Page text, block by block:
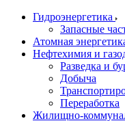
Гидроэнергетика
Запасные
Атомная
Нефтехимия и
Разведка и
Добыча
Переработка
Жилищно-